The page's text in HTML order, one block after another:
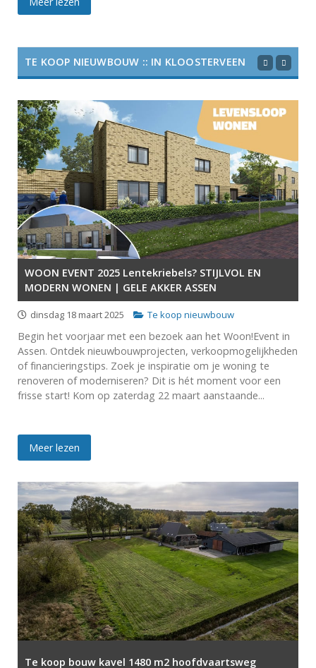
TE KOOP NIEUWBOUW :: IN KLOOSTERVEEN
WOON EVENT 2025 Lentekriebels? STIJLVOL EN
MODERN WONEN | GELE AKKER ASSEN
dinsdag 18 maart 2025 Te koop nieuwbouw
Begin het voorjaar met een bezoek aan het Woon!Event in
Assen. Ontdek nieuwbouwprojecten, verkoopmogelijkheden
of financieringstips. Zoek je inspiratie om je woning te
renoveren of moderniseren? Dit is hét moment voor een
frisse start! Kom op zaterdag 22 maart aanstaande...
Meer lezen
Te koop bouw kavel 1480 m2 hoofdvaartsweg